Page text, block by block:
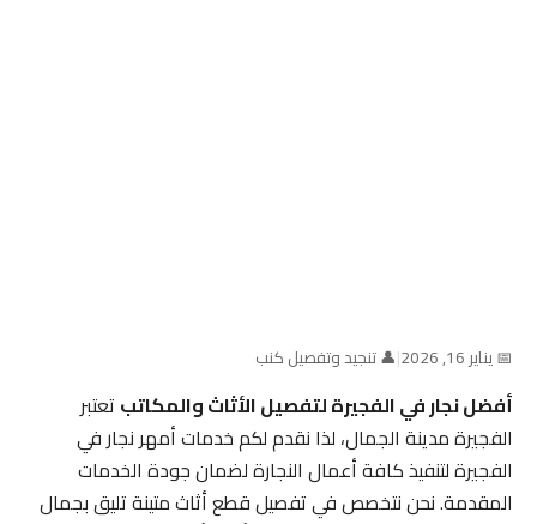
📅 يناير 16, 2026 |👤 تنجيد وتفصيل كنب
أفضل نجار في الفجيرة لتفصيل الأثاث والمكاتبتعتبر
الفجيرة مدينة الجمال، لذا نقدم لكم خدمات أمهر نجار في
الفجيرة لتنفيذ كافة أعمال النجارة لضمان جودة الخدمات
المقدمة. نحن نتخصص في تفصيل قطع أثاث متينة تليق بجمال